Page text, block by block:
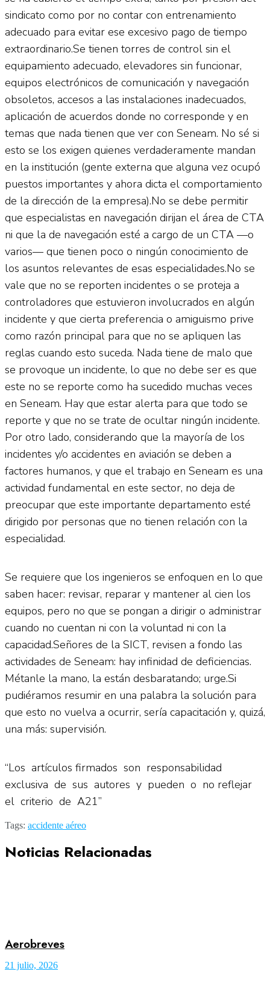
sindicato como por no contar con entrenamiento
adecuado para evitar ese excesivo pago de tiempo
extraordinario.Se tienen torres de control sin el
equipamiento adecuado, elevadores sin funcionar,
equipos electrónicos de comunicación y navegación
obsoletos, accesos a las instalaciones inadecuados,
aplicación de acuerdos donde no corresponde y en
temas que nada tienen que ver con Seneam. No sé si
esto se los exigen quienes verdaderamente mandan
en la institución (gente externa que alguna vez ocupó
puestos importantes y ahora dicta el comportamiento
de la dirección de la empresa).No se debe permitir
que especialistas en navegación dirijan el área de CTA
ni que la de navegación esté a cargo de un CTA —o
varios— que tienen poco o ningún conocimiento de
los asuntos relevantes de esas especialidades.No se
vale que no se reporten incidentes o se proteja a
controladores que estuvieron involucrados en algún
incidente y que cierta preferencia o amiguismo prive
como razón principal para que no se apliquen las
reglas cuando esto suceda. Nada tiene de malo que
se provoque un incidente, lo que no debe ser es que
este no se reporte como ha sucedido muchas veces
en Seneam. Hay que estar alerta para que todo se
reporte y que no se trate de ocultar ningún incidente.
Por otro lado, considerando que la mayoría de los
incidentes y/o accidentes en aviación se deben a
factores humanos, y que el trabajo en Seneam es una
actividad fundamental en este sector, no deja de
preocupar que este importante departamento esté
dirigido por personas que no tienen relación con la
especialidad.
Se requiere que los ingenieros se enfoquen en lo que
saben hacer: revisar, reparar y mantener al cien los
equipos, pero no que se pongan a dirigir o administrar
cuando no cuentan ni con la voluntad ni con la
capacidad.Señores de la SICT, revisen a fondo las
actividades de Seneam: hay infinidad de deficiencias.
Métanle la mano, la están desbaratando; urge.Si
pudiéramos resumir en una palabra la solución para
que esto no vuelva a ocurrir, sería capacitación y, quizá,
una más: supervisión.
“Los artículos firmados son responsabilidad
exclusiva de sus autores y pueden o no reflejar
el criterio de A21”
Tags: accidente aéreo
Noticias Relacionadas
Aerobreves
21 julio, 2026